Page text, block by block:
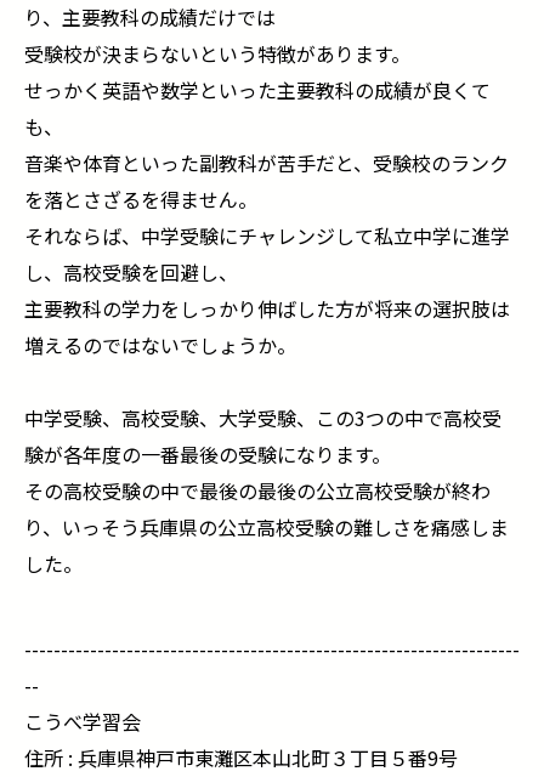
り、主要教科の成績だけでは
受験校が決まらないという特徴があります。
せっかく英語や数学といった主要教科の成績が良くて
も、
音楽や体育といった副教科が苦手だと、受験校のランク
を落とさざるを得ません。
それならば、中学受験にチャレンジして私立中学に進学
し、高校受験を回避し、
主要教科の学力をしっかり伸ばした方が将来の選択肢は
増えるのではないでしょうか。
中学受験、高校受験、大学受験、この3つの中で高校受
験が各年度の一番最後の受験になります。
その高校受験の中で最後の最後の公立高校受験が終わ
り、いっそう兵庫県の公立高校受験の難しさを痛感しま
した。
--------------------------------------------------------------------
--
こうべ学習会
住所 : 兵庫県神戸市東灘区本山北町３丁目５番9号